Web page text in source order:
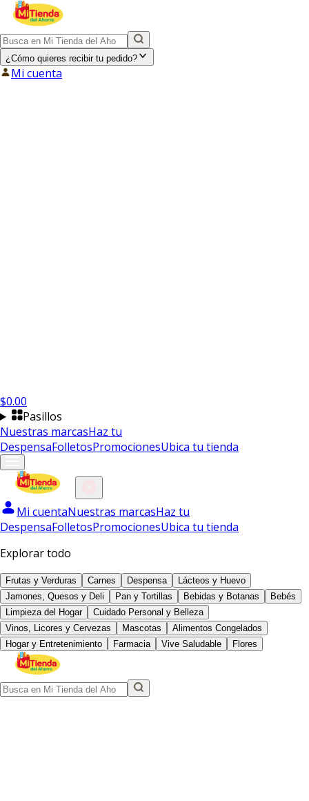
¿Cómo quieres recibir tu pedido?
Mi cuenta
$0.00
Pasillos
Nuestras marcasHaz tu
DespensaFolletosPromocionesUbica tu tienda
Mi cuentaNuestras marcasHaz tu
DespensaFolletosPromocionesUbica tu tienda
Explorar todo
Frutas y Verduras Carnes Despensa
Lácteos y Huevo
Jamones, Quesos y Deli
Pan y Tortillas Bebidas y Botanas
Bebés
Limpieza del Hogar
Cuidado Personal y Belleza
Vinos, Licores y Cervezas
Mascotas
Alimentos Congelados
Hogar y Entretenimiento
Farmacia Vive Saludable Flores